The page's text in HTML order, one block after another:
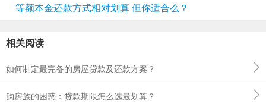
等额本金还款方式相对划算 但你适合么？
相关阅读
如何制定最完备的房屋贷款及还款方案？
购房族的困惑：贷款期限怎么选最划算？